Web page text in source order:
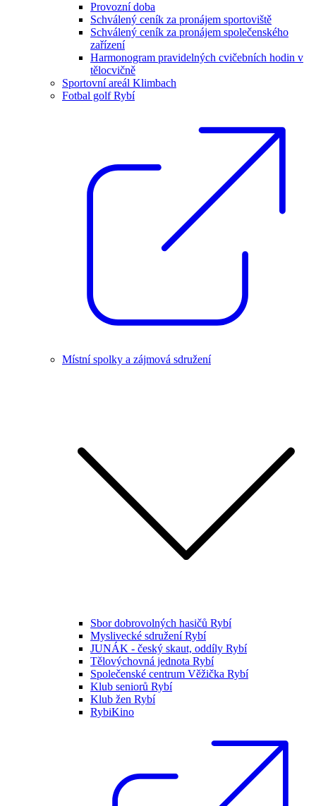
Provozní doba
Schválený ceník za pronájem sportoviště
Schválený ceník za pronájem společenského
zařízení
Harmonogram pravidelných cvičebních hodin v
tělocvičně
Sportovní areál Klimbach
Fotbal golf Rybí
Místní spolky a zájmová sdružení
Sbor dobrovolných hasičů Rybí
Myslivecké sdružení Rybí
JUNÁK - český skaut, oddíly Rybí
Tělovýchovná jednota Rybí
Společenské centrum Věžička Rybí
Klub seniorů Rybí
Klub žen Rybí
RybiKino